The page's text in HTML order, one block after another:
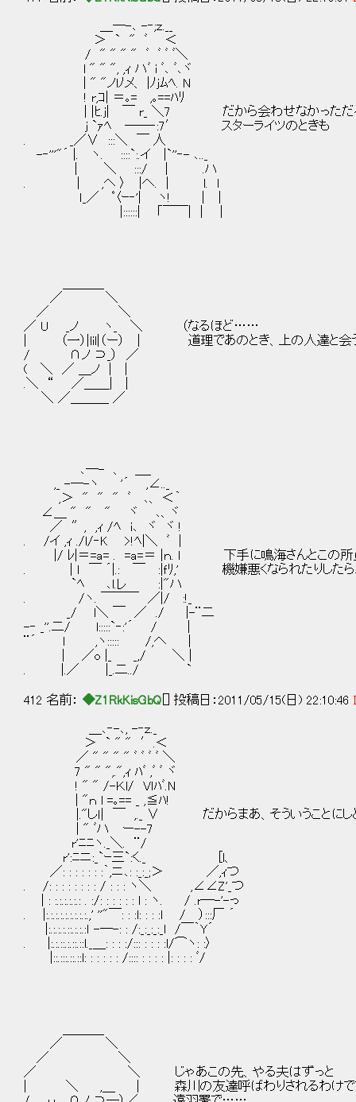
＿─-､ -‐;ｚ.__
＞ ` " ﾞ ＜
/ " " " " ﾞ ﾞ ﾞ ﾞ＼
l " " ", ,ｨ ハﾞ i ﾞ､ ﾞ､ヾ
| " "ノlﾉメ、 |ﾉjﾑﾍ. N
! r,ｺ| ＝｡= ,｡==ﾊﾘ
| |ﾋ.j| ￣ r_ ＼7 だから会わせなかっただ
j `ｧﾍ ──‐:7′ スターライツのときも
. _／∨ :::＼ ￣ 人
-‐'''"´ |. ヽ. ::::`:.イ |`''‐- ､.._
| ＼ :::/ | .ハ
. | ,ヘ 〉 |へ. | l. l
ｌ_／ ﾟ〈ｰ‐'| ヽ! │ |
|::::::| ｢￣￣| | |
／ ＼
／ ＼
／ U _ノ ヽ_ ＼ （なるほど……
| （一）|lil|（ー） | 道理であのとき、上の人達と会う
/ ∩ノ ⊃_） ／
( ＼ ／ ＿ノ | |
.＼ “ ／＿＿| |
＼ ／＿＿＿ ／
､─- 、 ＿_
,_ -─-ヽ '´ ,∠.._
,＞ " " " ﾞ ､、 ＜｀
∠＿ " " " ヾ ､、ヾ
／ ″, ,ｨ /ﾍ i､ ヾ ヾ !
. /イ ,ｨ ./l/‐K >!ﾍ|＼ ﾞ |
|/ ﾚ|＝=a= . =a=＝ |ｎ. l 下手に鳴海さんとこの所員
. | ｌ ￣ ´|.: ￣ :|ｆﾘ,' 機嫌悪くなられたりしたら
`ﾍ ､l.レ :|"ハ
. /ヽ. ￣￣￣ ／|/ :!_
_/ l＼ ￣ ／ ./ |-¨二
-‐ _''.二/ l:::::`‐:'´ / |
¨´ l ,ヽ::::: /,へ |
| ／o |_ _,/ ＼ |
. |.／ |_.二../ `
412 名前： ◆Z1RkKisGbQ [] 投稿日：2011/05/15(日) 22:10:46
＿､‐-､, -‐ｚ._
＞ ` " " ′.＜
／ " " " " ﾞ ﾞ ﾞ ﾞ ＼
7 " " ",.",ｨ ﾊﾞ ,ﾞ ﾞ ヾ
! " " /-Ｋl/ Vｌﾊﾞ.N
| "ｎ l =｡== _ ,≦ﾊ!
|."しｌ| ￣ ,._ ∨ だからまあ、そういうことにし
| " ﾞハ ー--7
r'ﾆﾆヽ._＼. ¨/
r':ﾆニ:_`ｰ三`:く._ [l、
／: : : : : : :｀,ニ､: :_:_;＞ ／,ｨつ
. /: : : : : : : : / : : : ヽ＼ ,∠∠Z'_つ
| : :.:.:.:.:.: . :/: : : : : : l : ヽ. / .r─-'-っ
. |:.:.:.:.:.:.:.:.:.,' ''"￣: : :l: : : :l / ）:::厂 ´
|:.:.:.:.::.:.:.:ｌ -─-: : /:_:_:_:_l /￣｀Y´
. |:.:.::.:.::.::l._＿: : : :/::: : : : :l/⌒ヽ: :〉
|::.:::.::.::l: : : : : : /:::: : : : : |: : : : ﾞ/
／ ＼
／ ＼
／ ＼ じゃあこの先、やる夫はずっと
| ＼ ,＿ | 森川の友達呼ばわりされるわけです